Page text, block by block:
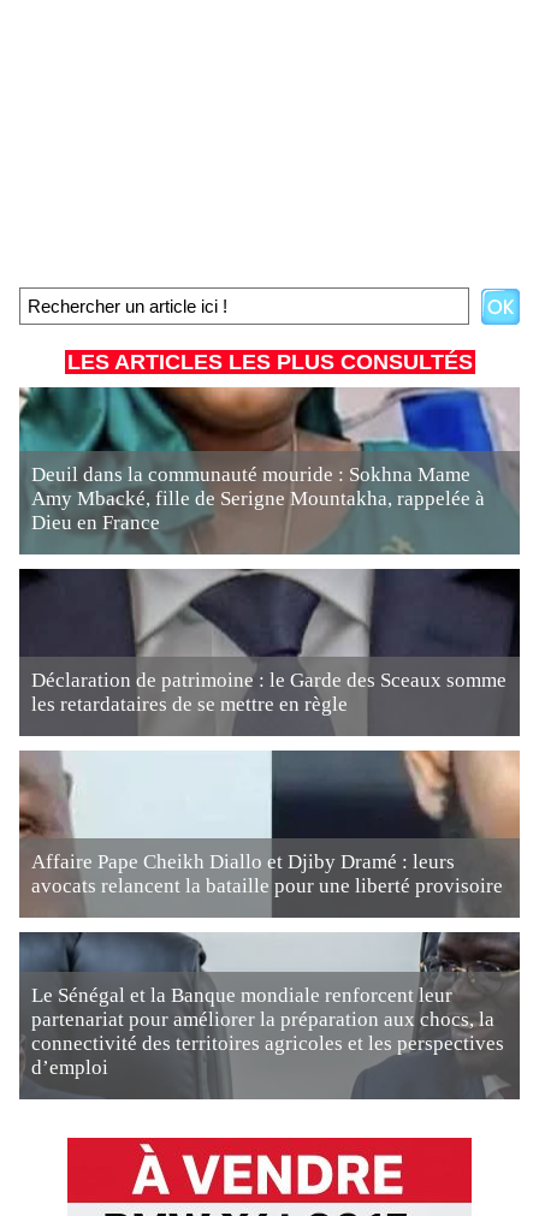
LES ARTICLES LES PLUS CONSULTÉS
Deuil dans la communauté mouride : Sokhna Mame
Amy Mbacké, fille de Serigne Mountakha, rappelée à
Dieu en France
Déclaration de patrimoine : le Garde des Sceaux somme
les retardataires de se mettre en règle
Affaire Pape Cheikh Diallo et Djiby Dramé : leurs
avocats relancent la bataille pour une liberté provisoire
Le Sénégal et la Banque mondiale renforcent leur
partenariat pour améliorer la préparation aux chocs, la
connectivité des territoires agricoles et les perspectives
d’emploi